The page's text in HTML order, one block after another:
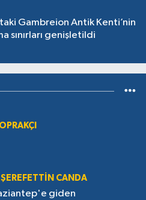
Gambreion Antik Kenti’nin
sınırları genişletildi
ŞEREFETTIN CANDA
giden